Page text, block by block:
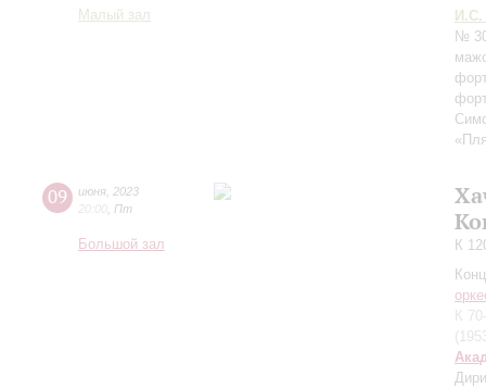
Малый зал
И.С.
№
09 июня 2023
20:00 Пт
Большой зал
К
К